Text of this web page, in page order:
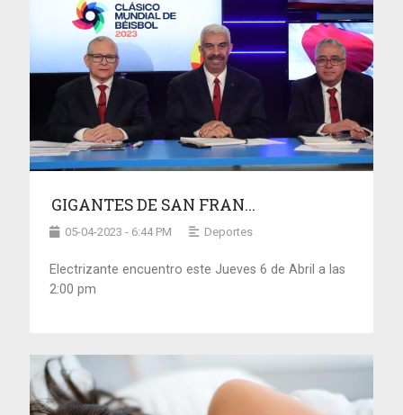
GIGANTES DE SAN FRAN...
05-04-2023 - 6:44 PM Deportes
Electrizante encuentro este Jueves 6 de Abril a las
2:00 pm